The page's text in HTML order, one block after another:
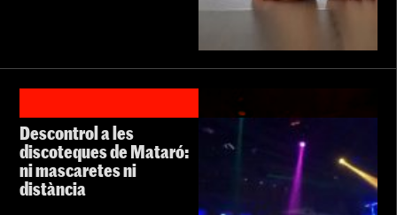
Descontrol a les
discoteques de Mataró:
ni mascaretes ni
distància